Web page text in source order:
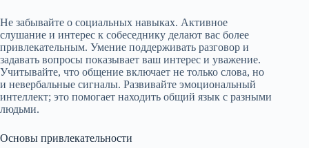
Не забывайте о социальных навыках. Активное
слушание и интерес к собеседнику делают вас более
привлекательным. Умение поддерживать разговор и
задавать вопросы показывает ваш интерес и уважение.
Учитывайте, что общение включает не только слова, но
и невербальные сигналы. Развивайте эмоциональный
интеллект; это помогает находить общий язык с разными
людьми.
Основы привлекательности